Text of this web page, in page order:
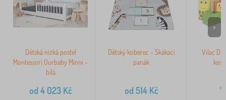
Dětská nízká postel
Montessori Ourbaby Minni -
bílá
od 4 023Kč
Dětský koberec - Skákací
panák
od 514Kč
Vilac
>